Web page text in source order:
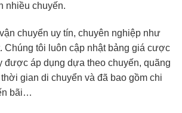
nhiều chuyến.
chuyển uy tín, chuyên nghiệp như
Chúng tôi luôn cập nhật bảng giá cược
được áp dụng dựa theo chuyến, quãng
gian di chuyển và đã bao gồm chi
bãi…